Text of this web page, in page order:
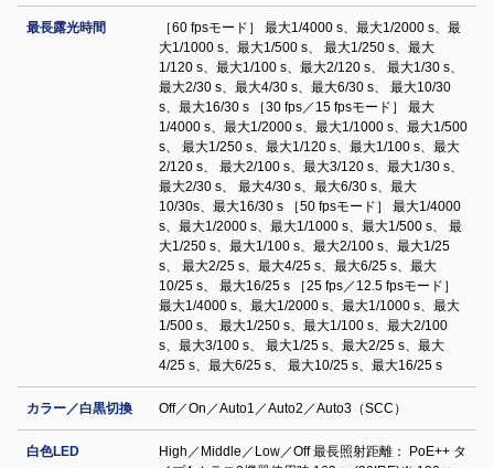
最長露光時間
［60 fpsモード］ 最大1/4000 s、最大1/2000 s、最
大1/1000 s、最大1/500 s、 最大1/250 s、最大
1/120 s、最大1/100 s、最大2/120 s、 最大1/30 s、
最大2/30 s、最大4/30 s、最大6/30 s、 最大10/30
s、最大16/30 s ［30 fps／15 fpsモード］ 最大
1/4000 s、最大1/2000 s、最大1/1000 s、最大1/500
s、 最大1/250 s、最大1/120 s、最大1/100 s、最大
2/120 s、 最大2/100 s、最大3/120 s、最大1/30 s、
最大2/30 s、 最大4/30 s、最大6/30 s、最大
10/30s、最大16/30 s ［50 fpsモード］ 最大1/4000
s、最大1/2000 s、最大1/1000 s、最大1/500 s、 最
大1/250 s、最大1/100 s、最大2/100 s、最大1/25
s、 最大2/25 s、最大4/25 s、最大6/25 s、最大
10/25 s、 最大16/25 s ［25 fps／12.5 fpsモード］
最大1/4000 s、最大1/2000 s、最大1/1000 s、最大
1/500 s、 最大1/250 s、最大1/100 s、最大2/100
s、最大3/100 s、 最大1/25 s、最大2/25 s、最大
4/25 s、最大6/25 s、 最大10/25 s、最大16/25 s
カラー／白黒切換 Off／On／Auto1／Auto2／Auto3（SCC）
白色LED
High／Middle／Low／Off 最長照射距離： PoE++ タ